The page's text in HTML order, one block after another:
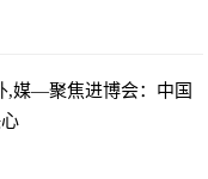
,媒—聚焦进博会：中国